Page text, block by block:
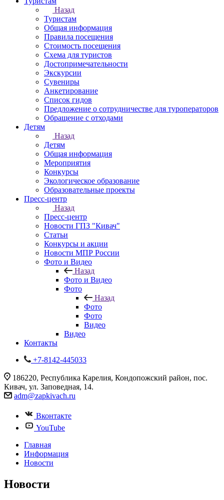
Назад
Туристам
Общая информация
Правила посещения
Стоимость посещения
Схема для туристов
Достопримечательности
Экскурсии
Сувениры
Анкетирование
Список гидов
Предложение о сотрудничестве для туроператоров
Обращение с отходами
Детям
Назад
Детям
Общая информация
Мероприятия
Конкурсы
Экологическое образование
Образовательные проекты
Пресс-центр
Назад
Пресс-центр
Новости ГПЗ "Кивач"
Статьи
Конкурсы и акции
Новости МПР России
Фото и Видео
Назад
Фото и Видео
Фото
Назад
Фото
Фото
Видео
Видео
Контакты
+7-8142-445033
186220, Республика Карелия, Кондопожский район, пос.
Кивач, ул. Заповедная, 14.
adm@zapkivach.ru
Вконтакте
YouTube
Главная
Информация
Новости
Новости